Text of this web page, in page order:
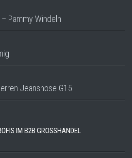
Pammy Windeln
Jeanshose G15
IM B2B GROSSHANDEL